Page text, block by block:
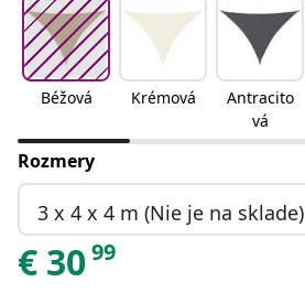
Béžová Krémová
Antracito
vá
Rozmery
3 x 4 x 4 m (Nie je na sklade)
€ 3099